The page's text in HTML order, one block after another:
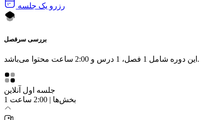
رزرو یک جلسه
بررسی سرفصل
این دوره شامل 1 فصل، 1 درس و 2:00 ساعت محتوا می‌باشد.
جلسه اول آنلاین
1 بخش‌ها | 2:00 ساعت